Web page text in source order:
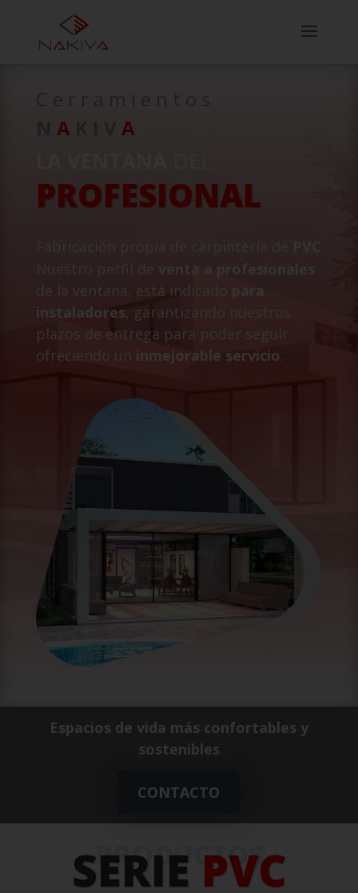
A A
PROFESIONAL
venta a profesionales
de la ventana, está indicado
instaladores, garantizando nuestros
plazos de entrega para poder seguir
ofreciendo un inmejorable servicio.
Espacios de vida más confortables y
sostenibles
CONTACTO
PRODUCTOS
SERIE PVC